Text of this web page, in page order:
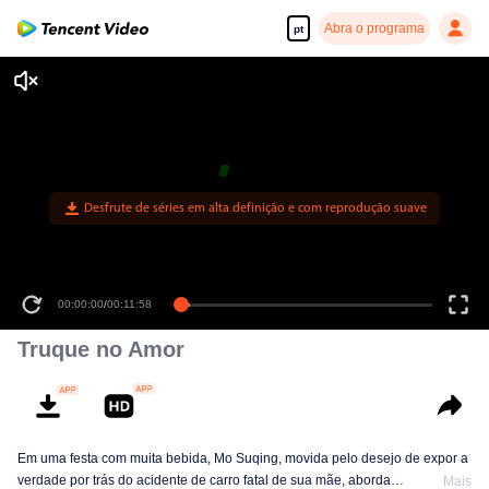
pt Abra o programa
Desfrute de séries em alta definição e com reprodução suave
00:00:00/00:11:58
Truque no Amor
Em uma festa com muita bebida, Mo Suqing, movida pelo desejo de expor a
verdade por trás do acidente de carro fatal de sua mãe, aborda
Mais